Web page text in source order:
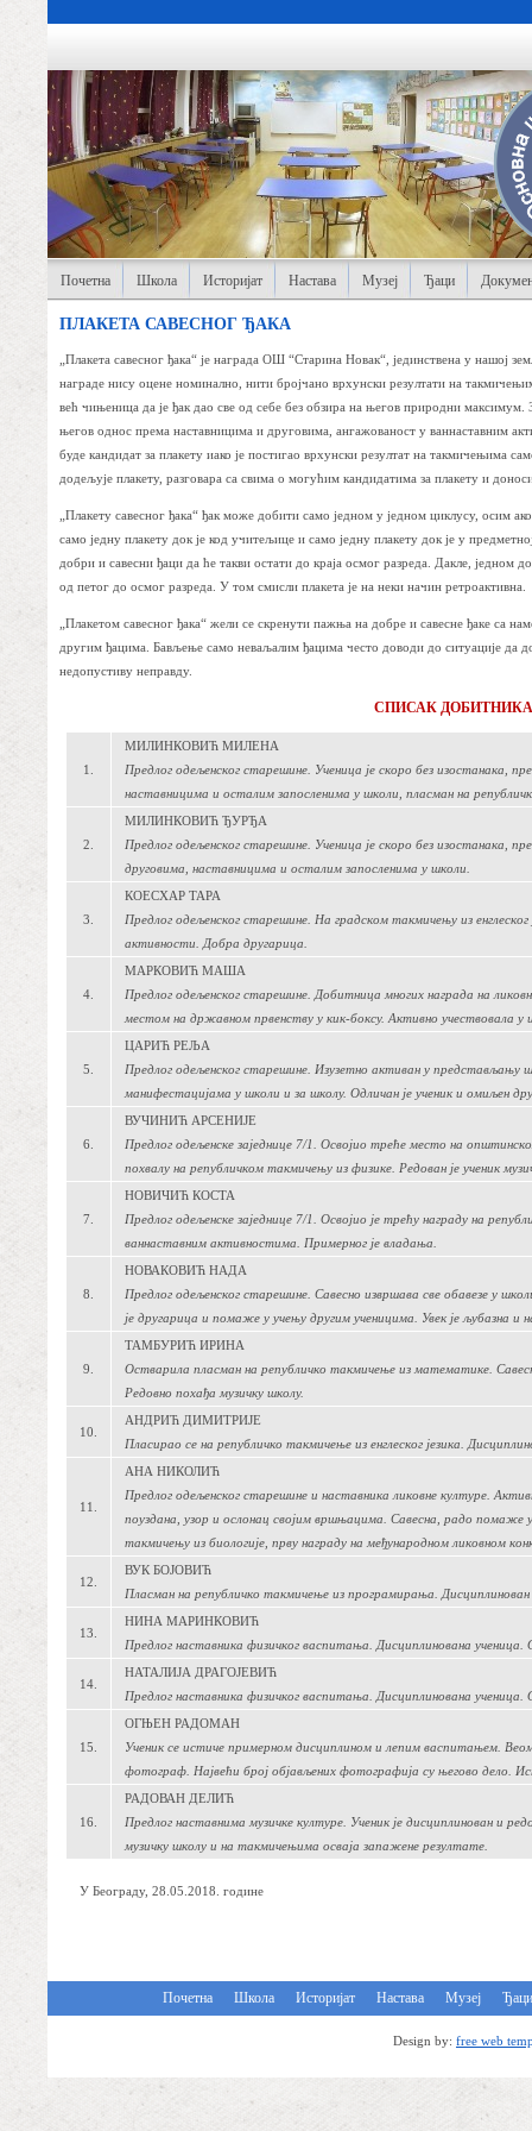
Почетна Школа Историјат Настава Музеј Ђаци
ПЛАКЕТА САВЕСНОГ ЂАКА
„Плакета савесног ђака“ је награда ОШ “Старина Новак“, јединствена у нашој
награде нису оцене номинално, нити бројчано врхунски резултати на
већ чињеница да је ђак дао све од себе без обзира на његов природни
његов однос према наставницима и друговима, ангажованост у ваннаставним
буде кандидат за плакету иако је постигао врхунски резултат на такмичењима
додељује плакету, разговара са свима о могућим кандидатима за плакету и
„Плакету савесног ђака“ ђак може добити само једном у једном циклусу, осим
само једну плакету док је код учитељице и само једну плакету док је у
добри и савесни ђаци да ће такви остати до краја осмог разреда. Дакле, једном
од петог до осмог разреда. У том смисли плакета је на неки начин ретроактивна.
„Плакетом савесног ђака“ жели се скренути пажња на добре и савесне ђаке са
другим ђацима. Бављење само неваљалим ђацима често доводи до ситуације да
недопустиву неправду.
СПИСАК ДОБИТНИКА
1.
МИЛИНКОВИЋ МИЛЕНА
Предлог одељенског старешине. Ученица је скоро без изостанака,
наставницима и осталим запосленима у школи, пласман на
2.
МИЛИНКОВИЋ ЂУРЂА
Предлог одељенског старешине. Ученица је скоро без изостанака,
друговима, наставницима и осталим запосленима у школи.
3.
КОЕСХАР ТАРА
Предлог одељенског старешине. На градском такмичењу из
активности. Добра другарица.
4.
МАРКОВИЋ МАША
Предлог одељенског старешине. Добитница многих награда на
местом на државном првенству у кик-боксу. Активно учествовала у
5.
ЦАРИЋ РЕЉА
Предлог одељенског старешине. Изузетно активан у представљању
манифестацијама у школи и за школу. Одличан је ученик и омиљен
6.
ВУЧИНИЋ АРСЕНИЈЕ
Предлог одељенске заједнице 7/1. Освојио треће место на
похвалу на републичком такмичењу из физике. Редован је ученик
7.
НОВИЧИЋ КОСТА
Предлог одељенске заједнице 7/1. Освојио је трећу награду на
ваннаставним активностима. Примерног је владања.
8.
НОВАКОВИЋ НАДА
Предлог одељенског старешине. Савесно извршава све обавезе у
је другарица и помаже у учењу другим ученицима. Увек је љубазна
9.
ТАМБУРИЋ ИРИНА
Остварила пласман на републичко такмичење из математике.
Редовно похађа музичку школу.
10.
АНДРИЋ ДИМИТРИЈЕ
Пласирао се на републичко такмичење из енглеског језика.
11.
АНА НИКОЛИЋ
Предлог одељенског старешине и наставника ликовне културе.
поуздана, узор и ослонац својим вршњацима. Савесна, радо
такмичењу из биологије, прву награду на међународном ликовном
12.
ВУК БОЈОВИЋ
Пласман на републичко такмичење из програмирања. Дисциплинован
13.
НИНА МАРИНКОВИЋ
Предлог наставника физичког васпитања. Дисциплинована
14.
НАТАЛИЈА ДРАГОЈЕВИЋ
Предлог наставника физичког васпитања. Дисциплинована
15.
ОГЊЕН РАДОМАН
Ученик се истиче примерном дисциплином и лепим васпитањем.
фотограф. Највећи број објављених фотографија су његово дело.
16.
РАДОВАН ДЕЛИЋ
Предлог наставнима музичке културе. Ученик је дисциплинован и
музичку школу и на такмичењима осваја запажене резултате.
У Београду, 28.05.2018. године
Почетна Школа Историјат Настава Музеј Ђаци
Design by: free web